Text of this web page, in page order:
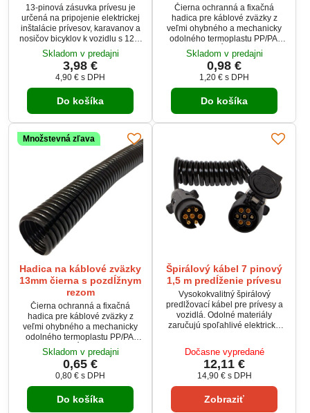
13-pinová zásuvka prívesu je
určená na pripojenie elektrickej
inštalácie prívesov, karavanov a
nosičov bicyklov k vozidlu s 12 V
elektrickou sústavou. Kvalitné
plastové prevedenie
zabezpečuje dlhú životnosť,
spoľahlivý prenos elektrických
signálov a odolnosť pri
každodennom používaní. Je
vhodná pre osobné aj úžitkové
vozidlá.
Skladom v predajni
3,98 €
4,90 € s DPH
Do košíka
Čierna ochranná a fixačná
hadica pre káblové zväzky z
veľmi ohybného a mechanicky
odolného termoplastu PP/PA.
Hadica je pozdĺžne rozrezaná, s
vnútorným priemerom 14,3 mm a
vonkajším priemerom 18,5 mm.
Materiál je odolný proti UV
žiareniu a má vynikajúcu tepelnú
odolnosť od -40 °C do +135 °C.
Ideálna na bezpečnú ochranu a
organizáciu káblových zväzkov v
Skladom v predajni
0,98 €
1,20 € s DPH
Do košíka
Množstevná zľava
Hadica na káblové zväzky
13mm čierna s pozdĺžnym
rezom
Čierna ochranná a fixačná
hadica pre káblové zväzky z
veľmi ohybného a mechanicky
odolného termoplastu PP/PA.
Hadica je pozdĺžne rozrezaná, s
vnútorným priemerom 10 mm a
vonkajším priemerom 13 mm.
Materiál je odolný proti UV
žiareniu a má vynikajúcu tepelnú
odolnosť od -40 °C do +135 °C.
Ideálna na bezpečnú ochranu a
Skladom v predajni
0,65 €
0,80 € s DPH
Do košíka
Špirálový kábel 7 pinový
1,5 m predĺženie prívesu
Vysokokvalitný špirálový
predlžovací kábel pre prívesy a
vozidlá. Odolné materiály
zaručujú spoľahlivé elektrické
Dočasne vypredané
12,11 €
14,90 € s DPH
Zobraziť